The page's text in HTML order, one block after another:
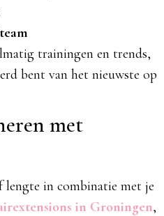
trainingen en trends,
bent van het nieuwste op
met
in combinatie met je
in Groningen,